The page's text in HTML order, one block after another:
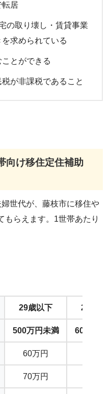
転居
の取り壊し・賃貸事業
求められている
とができる
が非課税であること
向け移住定住補助
世代が、藤枝市に移住や
もらえます。1世帯あたり
29歳以下 29歳以
500万円未満 600万円
60万円
70万円